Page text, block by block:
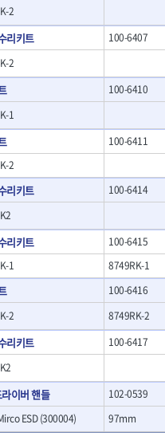
더
버
2
리키트 100-6407
2
100-6410
1
100-6411
2
리키트 100-6414
리키트 100-6415
1
8749RK-1
100-6416
2
8749RK-2
리키트 100-6417
이버 핸들 102-0539
ESD (300004)
97mm